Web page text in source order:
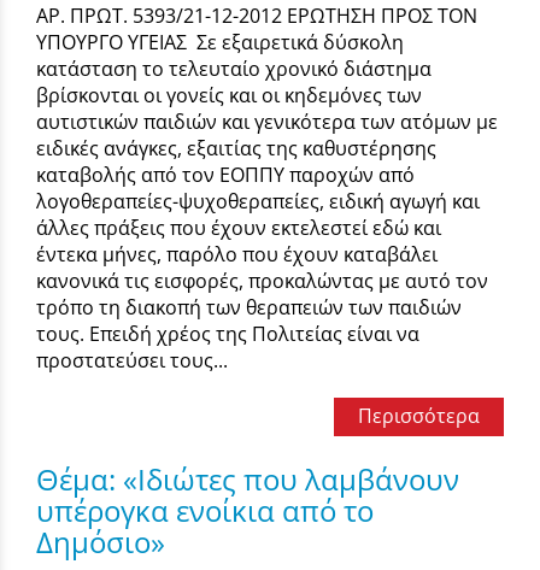
ΑΡ. ΠΡΩΤ. 5393/21-12-2012 ΕΡΩΤΗΣΗ ΠΡΟΣ ΤΟΝ
ΥΠΟΥΡΓΟ ΥΓΕΙΑΣ Σε εξαιρετικά δύσκολη
κατάσταση το τελευταίο χρονικό διάστημα
βρίσκονται οι γονείς και οι κηδεμόνες των
αυτιστικών παιδιών και γενικότερα των ατόμων με
ειδικές ανάγκες, εξαιτίας της καθυστέρησης
καταβολής από τον ΕΟΠΠΥ παροχών από
λογοθεραπείες-ψυχοθεραπείες, ειδική αγωγή και
άλλες πράξεις που έχουν εκτελεστεί εδώ και
έντεκα μήνες, παρόλο που έχουν καταβάλει
κανονικά τις εισφορές, προκαλώντας με αυτό τον
τρόπο τη διακοπή των θεραπειών των παιδιών
τους. Επειδή χρέος της Πολιτείας είναι να
προστατεύσει τους...
Περισσότερα
Θέμα: «Ιδιώτες που λαμβάνουν
υπέρογκα ενοίκια από το
Δημόσιο»